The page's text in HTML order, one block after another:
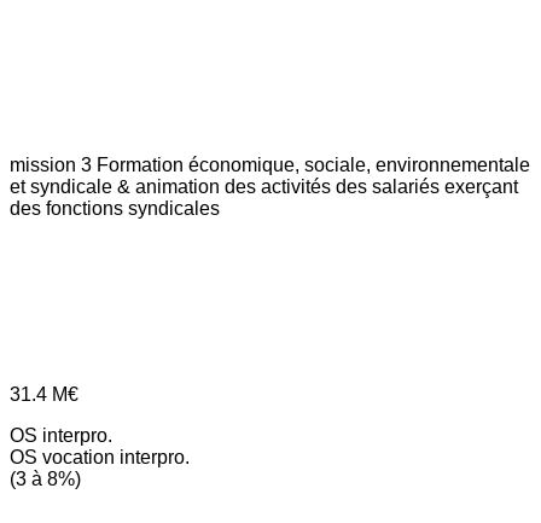
mission 3 Formation économique, sociale, environnementale
et syndicale & animation des activités des salariés exerçant
des fonctions syndicales
31.4 M€
OS interpro.
OS vocation interpro.
(3 à 8%)